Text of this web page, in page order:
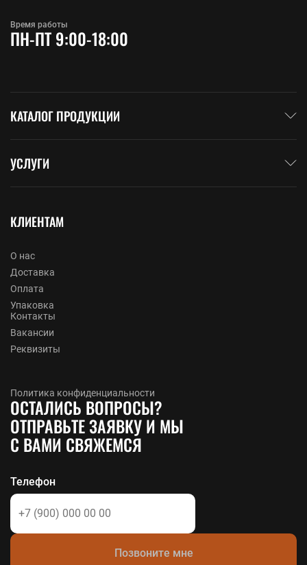
Время работы
ПН-ПТ 9:00-18:00
КАТАЛОГ ПРОДУКЦИИ
УСЛУГИ
КЛИЕНТАМ
О нас
Доставка
Оплата
Упаковка
Контакты
Вакансии
Реквизиты
Политика конфиденциальности
ОСТАЛИСЬ ВОПРОСЫ?
ОТПРАВЬТЕ ЗАЯВКУ И МЫ
С ВАМИ СВЯЖЕМСЯ
Телефон
Позвоните мне